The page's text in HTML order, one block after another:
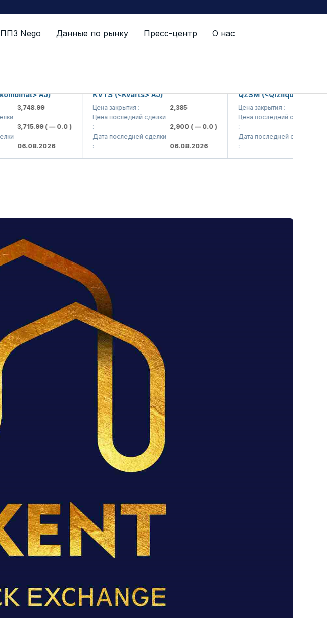
Nego Данные по рынку Пресс-центр О нас
AJ)
3,748.99
3,715.99( — 0.0 )
06.08.2026
KVTS (<Kvarts> AJ)
Цена закрытия :
2,385
Цена последний сделки
2,900( — 0.0 )
Дата последней сделки
06.08.2026
QZSM (<Qizilqumsement>
Цена закрытия :
Цена последний сделки
Дата последней сделки